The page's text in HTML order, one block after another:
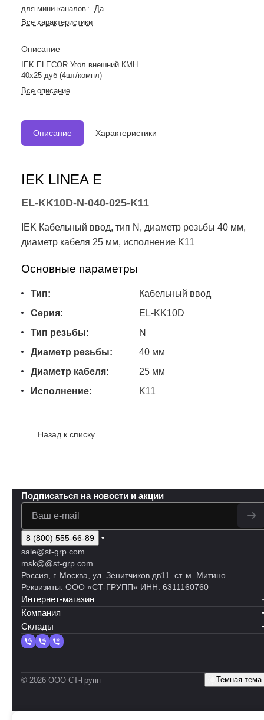
для мини-каналов :
Да
Все характеристики
Описание
IEK ELECOR Угол внешний КМН
40х25 дуб (4шт/компл)
Все описание
Описание Характеристики
IEK LINEA E
EL-KK10D-N-040-025-K11
IEK Кабельный ввод, тип N, диаметр резьбы 40 мм,
диаметр кабеля 25 мм, исполнение K11
Основные параметры
Тип:
Кабельный ввод
Серия:
EL-KK10D
Тип резьбы:
N
Диаметр резьбы:
40 мм
Диаметр кабеля:
25 мм
Исполнение:
K11
Назад к списку
Подписаться на новости и акции
8 (800) 555-66-89
sale@st-grp.com
msk@@st-grp.com
Россия, г. Москва, ул. Зенитчиков дв11. ст. м. Митино
Реквизиты: ООО «СТ-ГРУПП» ИНН: 6311160760
Интернет-магазин
Компания
Склады
© 2026 ООО СТ-Групп Темная тема